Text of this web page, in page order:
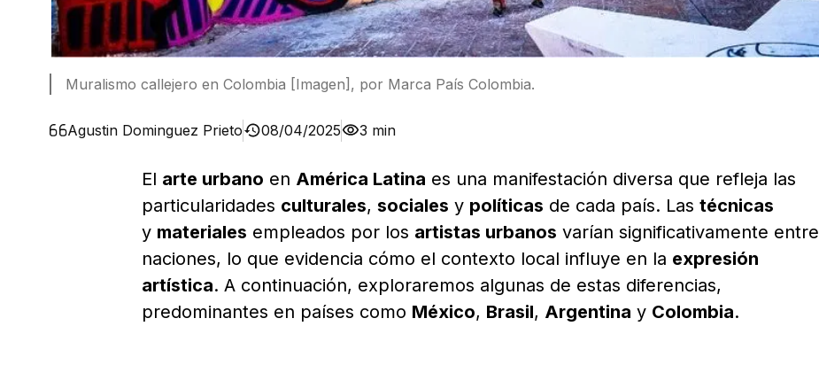
Muralismo callejero en Colombia [Imagen], por Marca País Colombia.
Agustin Dominguez Prieto 08/04/2025 3 min
El arte urbano en América Latina es una manifestación diversa que refleja las
particularidades culturales, sociales y políticas de cada país. Las técnicas
y materiales empleados por los artistas urbanos varían significativamente entre
naciones, lo que evidencia cómo el contexto local influye en la expresión
artística. A continuación, exploraremos algunas de estas diferencias,
predominantes en países como México, Brasil, Argentina y Colombia.